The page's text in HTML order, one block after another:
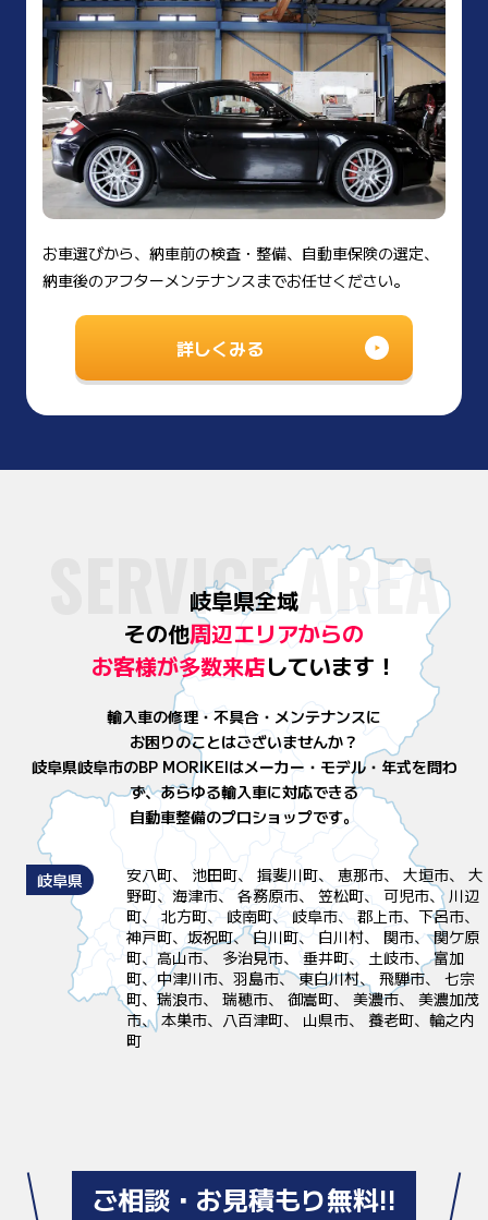
お車選びから、納車前の検査・整備、自動車保険の選定、
納車後のアフターメンテナンスまでお任せください。
詳しくみる
SERVICE AREA
岐阜県全域
その他周辺エリアからの
お客様が多数来店しています！
輸入車の修理・不具合・メンテナンスに
お困りのことはございませんか？
岐阜県岐阜市のBP MORIKEIはメーカー・モデル・年式を問わ
ず、あらゆる輸入車に対応できる
自動車整備のプロショップです。
岐阜県
安八町、 池田町、 揖斐川町、 恵那市、 大垣市、 大
野町、海津市、 各務原市、 笠松町、 可児市、 川辺
町、 北方町、 岐南町、 岐阜市、 郡上市、下呂市、
神戸町、坂祝町、 白川町、 白川村、 関市、 関ケ原
町、高山市、 多治見市、 垂井町、 土岐市、 富加
町、中津川市、羽島市、 東白川村、 飛騨市、 七宗
町、瑞浪市、 瑞穂市、 御嵩町、 美濃市、 美濃加茂
市、 本巣市、八百津町、 山県市、 養老町、輪之内
町
ご相談・お見積もり無料!!